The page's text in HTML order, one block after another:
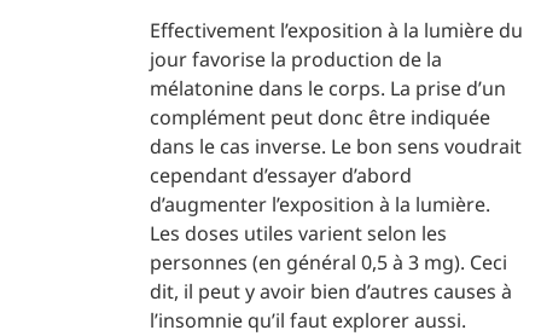
Effectivement l’exposition à la lumière du
jour favorise la production de la
mélatonine dans le corps. La prise d’un
complément peut donc être indiquée
dans le cas inverse. Le bon sens voudrait
cependant d’essayer d’abord
d’augmenter l’exposition à la lumière.
Les doses utiles varient selon les
personnes (en général 0,5 à 3 mg). Ceci
dit, il peut y avoir bien d’autres causes à
l’insomnie qu’il faut explorer aussi.